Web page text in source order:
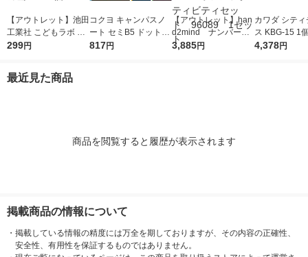
【アウトレット】池田
工業社 こどもラボ お
うちで実験! モコモコ
299円
コクヨ キャンパスノ
ート セミB5 ドット入
り罫線・カラー表紙 A
817円
【アウトレット】han
d2mind ナンバーブ
ロックス ブロックジ
3,885円
カワダ シテ
ス KBG-15 1
4,378円
最近見た商品
商品を閲覧すると履歴が表示されます
掲載商品の情報について
・ 掲載している情報の精度には万全を期しておりますが、その内容の正確性、
安全性、有用性を保証するものではありません。